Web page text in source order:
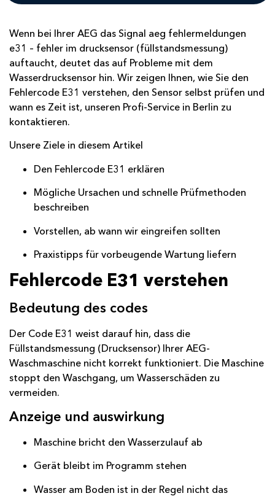
Wenn bei Ihrer AEG das Signal aeg fehlermeldungen
e31 – fehler im drucksensor (füllstandsmessung)
auftaucht, deutet das auf Probleme mit dem
Wasserdrucksensor hin. Wir zeigen Ihnen, wie Sie den
Fehlercode E31 verstehen, den Sensor selbst prüfen und
wann es Zeit ist, unseren Profi-Service in Berlin zu
kontaktieren.
Unsere Ziele in diesem Artikel
Den Fehlercode E31 erklären
Mögliche Ursachen und schnelle Prüfmethoden
beschreiben
Vorstellen, ab wann wir eingreifen sollten
Praxistipps für vorbeugende Wartung liefern
Fehlercode E31 verstehen
Bedeutung des codes
Der Code E31 weist darauf hin, dass die
Füllstandsmessung (Drucksensor) Ihrer AEG-
Waschmaschine nicht korrekt funktioniert. Die Maschine
stoppt den Waschgang, um Wasserschäden zu
vermeiden.
Anzeige und auswirkung
Maschine bricht den Wasserzulauf ab
Gerät bleibt im Programm stehen
Wasser am Boden ist in der Regel nicht das